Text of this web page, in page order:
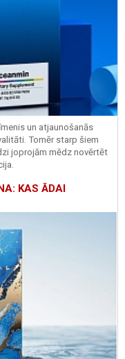
un atjaunošanās
Tomēr starp šiem
joprojām mēdz novērtēt
KAS ĀDAI